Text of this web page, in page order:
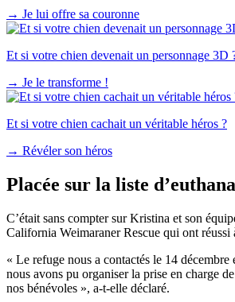
→ Je lui offre sa couronne
Et si votre chien devenait un personnage 3D
→ Je le transforme !
Et si votre chien cachait un véritable héros ?
→ Révéler son héros
Placée sur la liste
C’était sans compter sur Kristina et son
California Weimaraner Rescue qui ont réussi
« Le refuge nous a contactés le 14 décembre
nous avons pu organiser la prise en charge
nos bénévoles », a-t-elle déclaré.